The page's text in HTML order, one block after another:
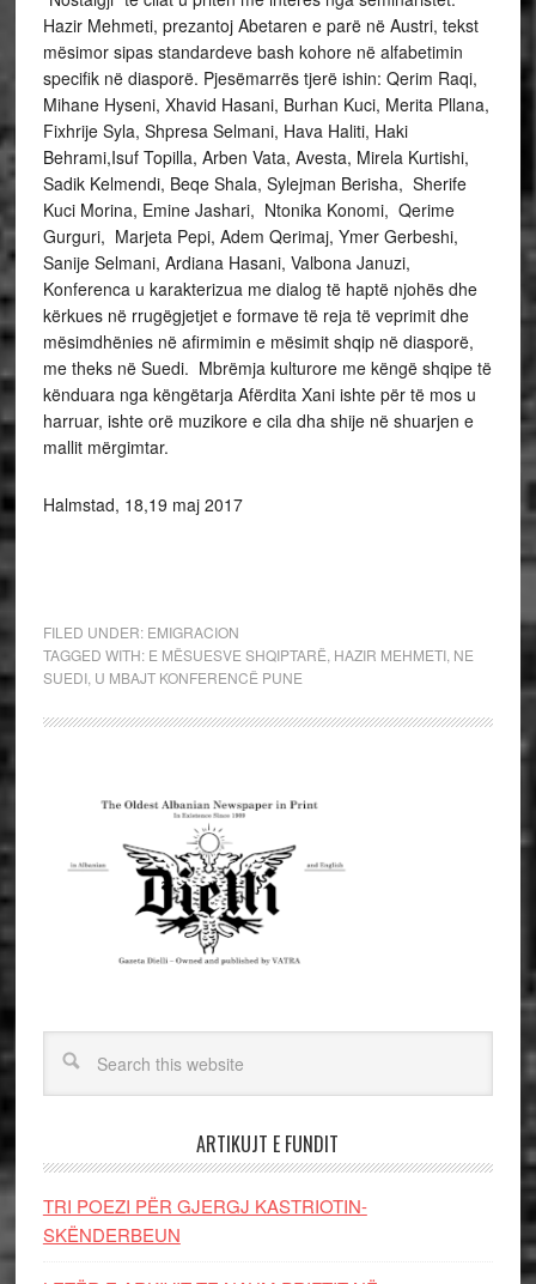
Hazir Mehmeti, prezantoj Abetaren e parë në Austri, tekst
mësimor sipas standardeve bash kohore në alfabetimin
specifik në diasporë. Pjesëmarrës tjerë ishin: Qerim Raqi,
Mihane Hyseni, Xhavid Hasani, Burhan Kuci, Merita Pllana,
Fixhrije Syla, Shpresa Selmani, Hava Haliti, Haki
Behrami,Isuf Topilla, Arben Vata, Avesta, Mirela Kurtishi,
Sadik Kelmendi, Beqe Shala, Sylejman Berisha, Sherife
Kuci Morina, Emine Jashari, Ntonika Konomi, Qerime
Gurguri, Marjeta Pepi, Adem Qerimaj, Ymer Gerbeshi,
Sanije Selmani, Ardiana Hasani, Valbona Januzi,
Konferenca u karakterizua me dialog të haptë njohës dhe
kërkues në rrugëgjetjet e formave të reja të veprimit dhe
mësimdhënies në afirmimin e mësimit shqip në diasporë,
me theks në Suedi. Mbrëmja kulturore me këngë shqipe të
kënduara nga këngëtarja Afërdita Xani ishte për të mos u
harruar, ishte orë muzikore e cila dha shije në shuarjen e
mallit mërgimtar.
Halmstad, 18,19 maj 2017
FILED UNDER: EMIGRACION
TAGGED WITH: E MËSUESVE SHQIPTARË HAZIR MEHMETI, NE
SUEDI, U MBAJT KONFERENCË PUNE
ARTIKUJT E FUNDIT
TRI POEZI PËR GJERGJ KASTRIOTIN-
SKËNDERBEUN